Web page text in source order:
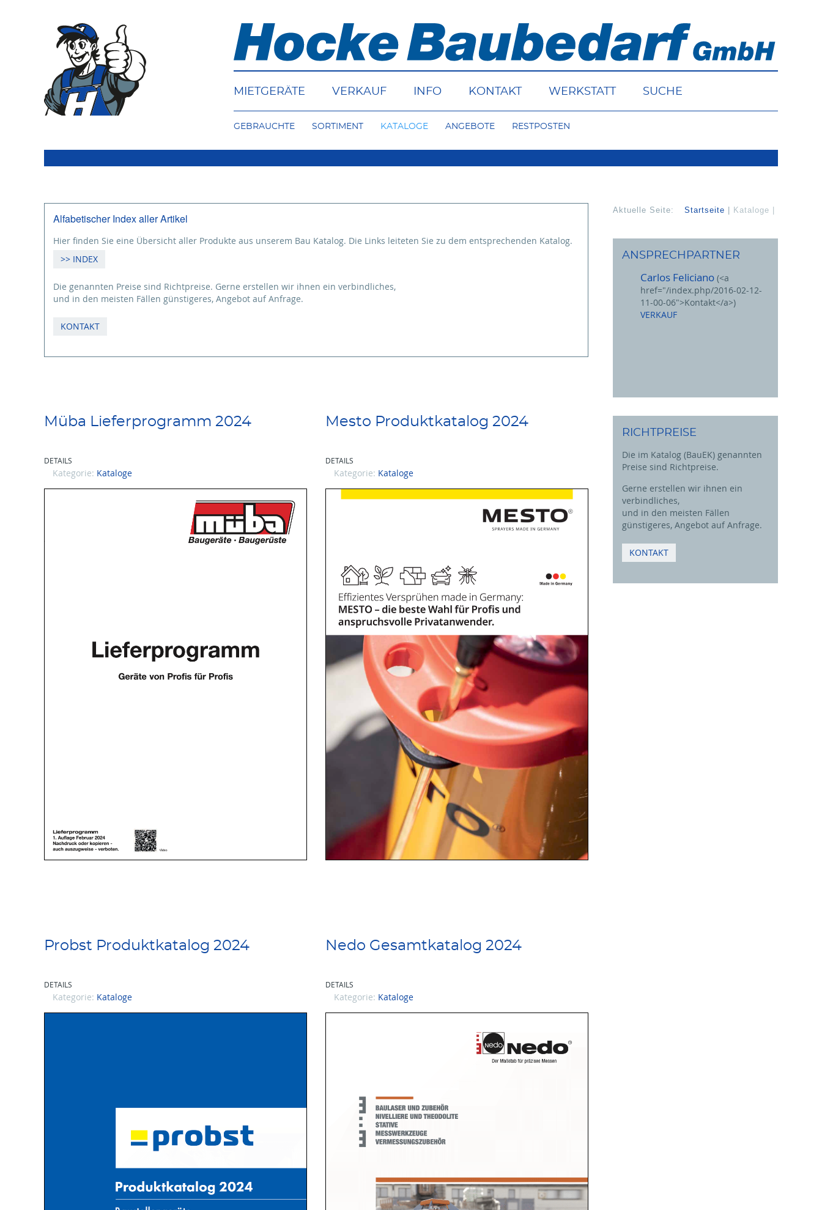
MIETGERÄTE VERKAUF INFO KONTAKT WERKSTATT SUCHE
GEBRAUCHTE SORTIMENT KATALOGE ANGEBOTE RESTPOSTEN
Alfabetischer Index aller Artikel
Hier finden Sie eine Übersicht aller Produkte aus unserem Bau Katalog. Die Links leiteten Sie zu dem entsprechenden Katalog.
>> INDEX
Die genannten Preise sind Richtpreise. Gerne erstellen wir ihnen ein verbindliches,
und in den meisten Fällen günstigeres, Angebot auf Anfrage.
KONTAKT
Müba Lieferprogramm 2024
DETAILS
Kategorie: Kataloge
Mesto Produktkatalog 2024
DETAILS
Kategorie: Kataloge
Probst Produktkatalog 2024
DETAILS
Kategorie: Kataloge
Nedo Gesamtkatalog 2024
DETAILS
Kategorie: Kataloge
Aktuelle Seite: Startseite Kataloge
ANSPRECHPARTNER
Carlos Feliciano (<a
href="/index.php/2016-02-12-
11-00-06">Kontakt</a>)
VERKAUF
RICHTPREISE
Die im Katalog (BauEK) genannten
Preise sind Richtpreise.
Gerne erstellen wir ihnen ein
verbindliches,
und in den meisten Fällen
günstigeres, Angebot auf Anfrage.
KONTAKT